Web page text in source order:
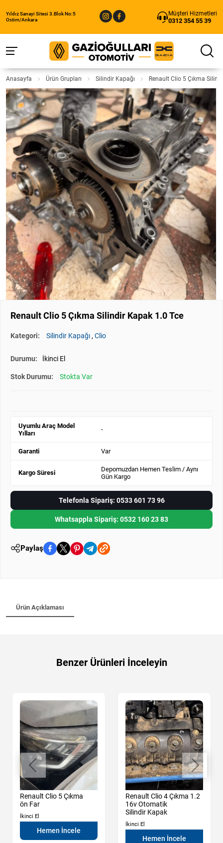
Yıldız Sanayi Sitesi 3.Blok No:5
Ostim/Ankara
Müşteri Hizmetleri
0312 354 55 39
Anasayfa Ürün Grupları Silindir Kapağı Renault Clio 5 Çıkma
Renault Clio 5 Çıkma Silindir Kapak 1.0 Tce
Kategori: Silindir Kapağı , Clio
Durumu: İkinci El
Stok Durumu: Stokta Var
Uyumlu Araç Model
Yılları
-
Garanti Var
Kargo Süresi
Depomuzdan Hemen Teslim / Aynı
Gün Kargo
Telefonla Sipariş: 0533 601 73 96
Whatsappla Sipariş: 0532 160 23 83
Paylaş
Ürün Açıklaması
Benzer Ürünleri İnceleyin
Renault Clio 5 Çıkma
ön Far
İkinci El
Hemen İncele
Renault Clio 4 Çıkma 1.2
16v Otomatik
Silindir Kapak
İkinci El
Hemen İncele